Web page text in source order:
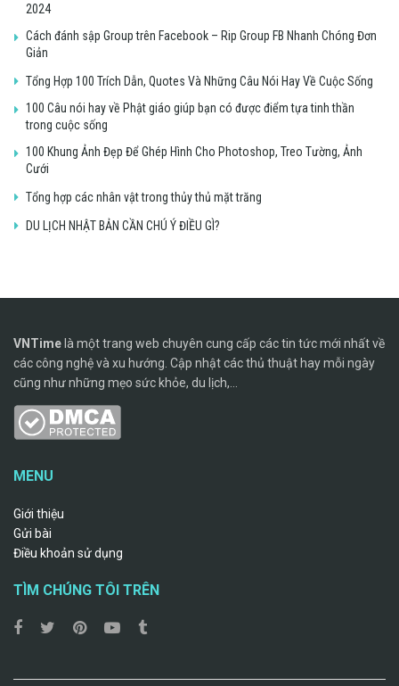
2024
Cách đánh sập Group trên Facebook – Rip Group FB Nhanh Chóng Đơn
Giản
Tổng Hợp 100 Trích Dẫn, Quotes Và Những Câu Nói Hay Về Cuộc Sống
100 Câu nói hay về Phật giáo giúp bạn có được điểm tựa tinh thần
trong cuộc sống
100 Khung Ảnh Đẹp Để Ghép Hình Cho Photoshop, Treo Tường, Ảnh
Cưới
Tổng hợp các nhân vật trong thủy thủ mặt trăng
DU LỊCH NHẬT BẢN CẦN CHÚ Ý ĐIỀU GÌ?
VNTimelà một trang web chuyên cung cấp các tin tức mới nhất về
các công nghệ và xu hướng. Cập nhật các thủ thuật hay mỗi ngày
cũng như những mẹo sức khỏe, du lịch,...
MENU
Giới thiệu
Gửi bài
Điều khoản sử dụng
TÌM CHÚNG TÔI TRÊN